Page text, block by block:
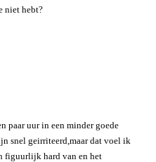
niet hebt?
paar uur in een minder goede
snel geirriteerd,maar dat voel ik
figuurlijk hard van en het